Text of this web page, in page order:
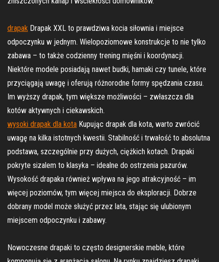
drapak Drapak XXL to prawdziwa kocia siłownia i miejsce
odpoczynku w jednym. Wielopoziomowe konstrukcje to nie tylko
zabawa – to także codzienny trening mięśni i koordynacji.
Niektóre modele posiadają nawet budki, hamaki czy tunele, które
przyciągają uwagę i oferują różnorodne formy spędzania czasu.
Im wyższy drapak, tym większe możliwości – zwłaszcza dla
kotów aktywnych i ciekawskich.
wysoki drapak dla kota Kupując drapak dla kota, warto zwrócić
uwagę na kilka istotnych kwestii. Stabilność i trwałość to absolutna
podstawa, szczególnie przy dużych, ciężkich kotach. Drapaki
pokryte sizalem to klasyka – idealne do ostrzenia pazurów.
Wysokość drapaka również wpływa na jego atrakcyjność – im
więcej poziomów, tym więcej miejsca do eksploracji. Dobrze
dobrany model może służyć przez lata, stając się ulubionym
miejscem odpoczynku i zabawy.
Nowoczesne drapaki to często designerskie meble, które